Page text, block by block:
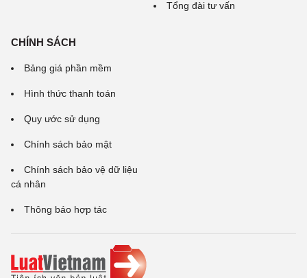
Tổng đài tư vấn
CHÍNH SÁCH
Bảng giá phần mềm
Hình thức thanh toán
Quy ước sử dụng
Chính sách bảo mật
Chính sách bảo vệ dữ liệu
cá nhân
Thông báo hợp tác